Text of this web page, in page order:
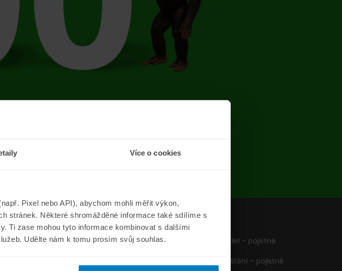
Více o cookies
Pixel nebo API), abychom mohli měřit výkon,
stránek. Některé shromážděné informace také sdílíme s
Ti zase mohou tyto informace kombinovat s dalšími
Udělte nám k tomu prosím svůj souhlas.
chyba
stránku
ePojisteni.cz
O nás
Formuláře
Pojištění vozidel – pojistné
Cestovní pojištění – pojistné